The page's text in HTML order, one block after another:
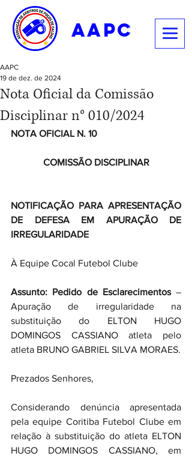
aapc
Nota Oficial da Comissão
Disciplinar n° 010/2024
AAPC
19 de dez. de 2024
NOTA OFICIAL N. 10
COMISSÃO DISCIPLINAR
NOTIFICAÇÃO PARA APRESENTAÇÃO
DE DEFESA EM APURAÇÃO DE
IRREGULARIDADE
À Equipe Cocal Futebol Clube
Assunto: Pedido de Esclarecimentos –
Apuração de irregularidade na
substituição do ELTON HUGO
DOMINGOS CASSIANO atleta pelo
atleta BRUNO GABRIEL SILVA MORAES.
Prezados Senhores,
Considerando denúncia apresentada
pela equipe Coritiba Futebol Clube em
relação à substituição do atleta ELTON
HUGO DOMINGOS CASSIANO, em